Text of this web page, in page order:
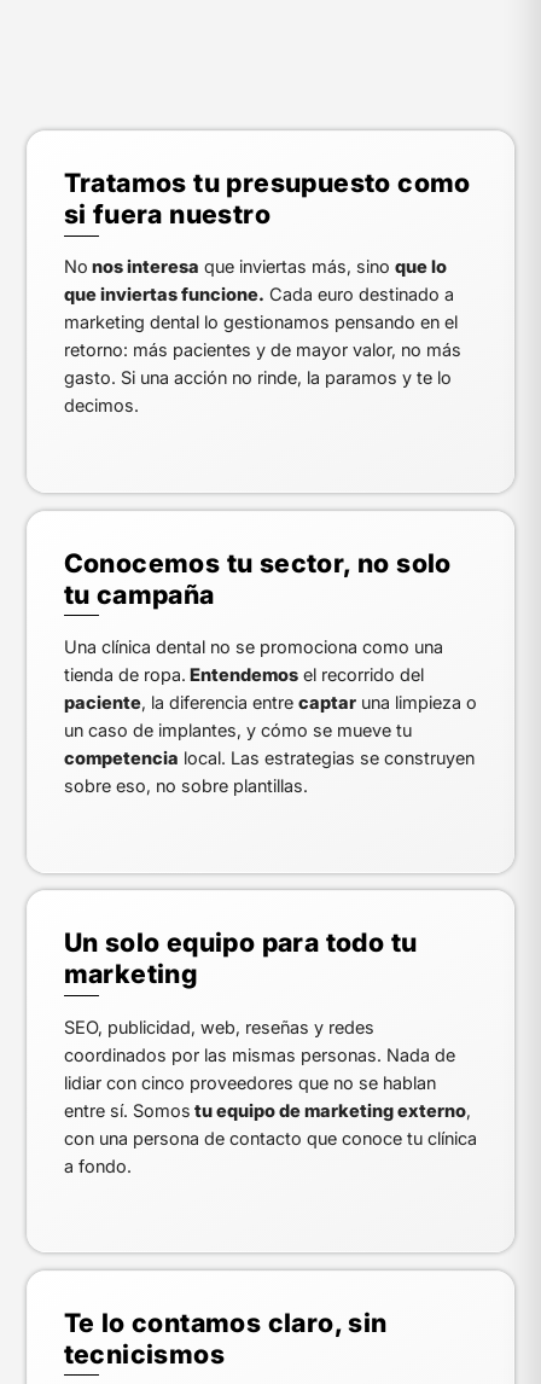
Tratamos tu presupuesto como
si fuera nuestro
No nos interesa que inviertas más, sino que lo
que inviertas funcione. Cada euro destinado a
marketing dental lo gestionamos pensando en el
retorno: más pacientes y de mayor valor, no más
gasto. Si una acción no rinde, la paramos y te lo
decimos.
Conocemos tu sector, no solo
tu campaña
Una clínica dental no se promociona como una
tienda de ropa. Entendemosel recorrido del
paciente, la diferencia entre captaruna limpieza o
un caso de implantes, y cómo se mueve tu
competencia local. Las estrategias se construyen
sobre eso, no sobre plantillas.
Un solo equipo para todo tu
marketing
SEO, publicidad, web, reseñas y redes
coordinados por las mismas personas. Nada de
lidiar con cinco proveedores que no se hablan
entre sí. Somos tu equipo de marketing externo,
con una persona de contacto que conoce tu clínica
a fondo.
Te lo contamos claro, sin
tecnicismos